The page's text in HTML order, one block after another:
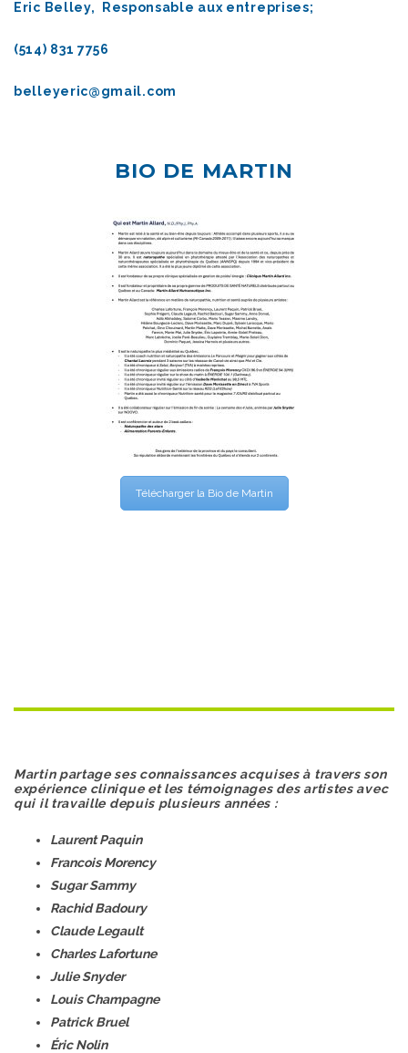
Eric Belley, Responsable aux entreprises;
(514) 831 7756
belleyeric@gmail.com
BIO DE MARTIN
Télécharger la Bio de Martin
Martin partage ses connaissances acquises à travers son
expérience clinique et les témoignages des artistes avec
qui il travaille depuis plusieurs années :
Laurent Paquin
Francois Morency
Sugar Sammy
Rachid Badoury
Claude Legault
Charles Lafortune
Julie Snyder
Louis Champagne
Patrick Bruel
Éric Nolin